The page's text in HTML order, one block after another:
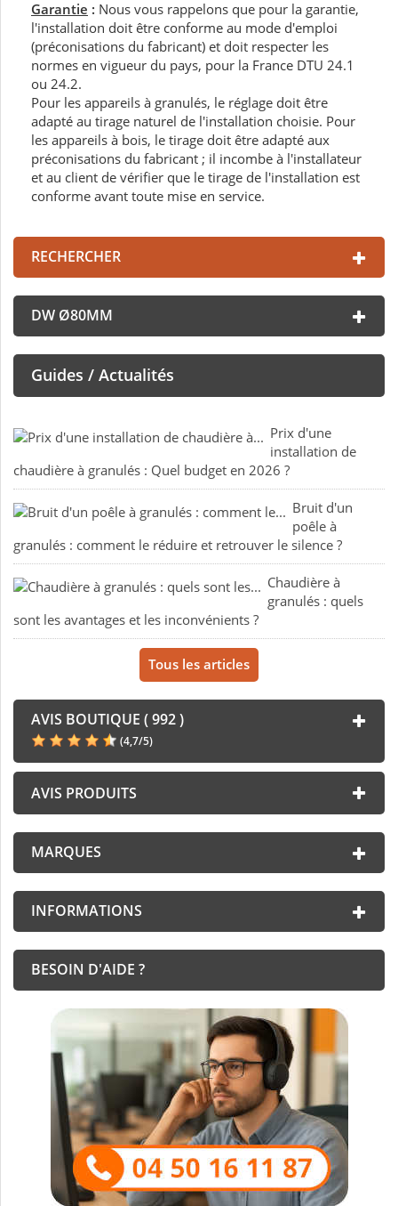
Garantie : Nous vous rappelons que pour la garantie,
l'installation doit être conforme au mode d'emploi
(préconisations du fabricant) et doit respecter les
normes en vigueur du pays, pour la France DTU 24.1
ou 24.2.
Pour les appareils à granulés, le réglage doit être
adapté au tirage naturel de l'installation choisie. Pour
les appareils à bois, le tirage doit être adapté aux
préconisations du fabricant ; il incombe à l'installateur
et au client de vérifier que le tirage de l'installation est
conforme avant toute mise en service.
RECHERCHER
DW Ø80MM
Guides / Actualités
Prix d'une
installation de
chaudière à granulés : Quel budget en 2026 ?
Bruit d'un
poêle à
granulés : comment le réduire et retrouver le silence ?
Chaudière à
granulés : quels
sont les avantages et les inconvénients ?
Tous les articles
AVIS BOUTIQUE ( 992 )
(4,7/5)
AVIS PRODUITS
MARQUES
INFORMATIONS
BESOIN D'AIDE ?